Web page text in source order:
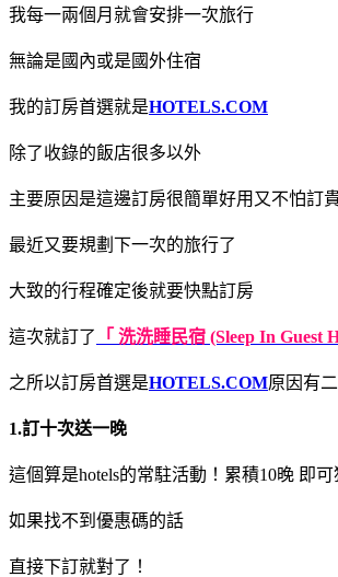
我每一兩個月就會安排一次旅行
無論是國內或是國外住宿
我的訂房首選就是HOTELS.COM
除了收錄的飯店很多以外
主要原因是這邊訂房很簡單好用又不怕訂
最近又要規劃下一次的旅行了
大致的行程確定後就要快點訂房
這次就訂了 「 洗洗睡民宿 (Sleep In Guest
之所以訂房首選是HOTELS.COM原因有二
1.訂十次送一晚
這個算是hotels的常駐活動！累積10晚 即
如果找不到優惠碼的話
直接下訂就對了！